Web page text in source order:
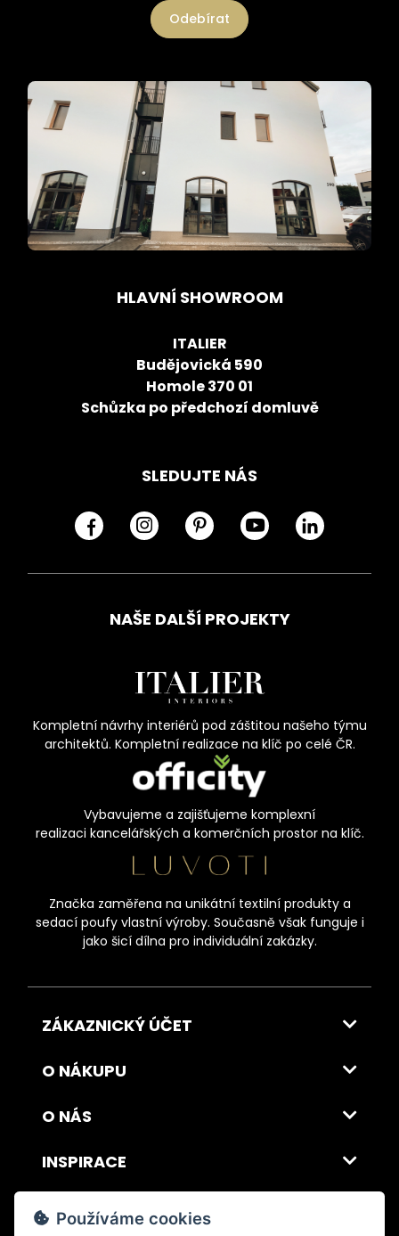
Odebírat
HLAVNÍ SHOWROOM
ITALIER
Budějovická 590
Homole 370 01
Schůzka po předchozí domluvě
SLEDUJTE NÁS
NAŠE DALŠÍ PROJEKTY
Kompletní návrhy interiérů pod záštitou našeho týmu
architektů. Kompletní realizace na klíč po celé ČR.
Vybavujeme a zajišťujeme komplexní
realizaci kancelářských a komerčních prostor na klíč.
Značka zaměřena na unikátní textilní produkty a
sedací poufy vlastní výroby. Současně však funguje i
jako šicí dílna pro individuální zakázky.
ZÁKAZNICKÝ ÚČET
O NÁKUPU
O NÁS
INSPIRACE
DOPRAVA A PLATBA
Používáme cookies